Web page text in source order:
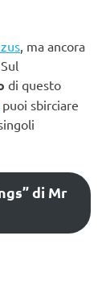
, ma ancora
di questo
puoi sbirciare
di Mr